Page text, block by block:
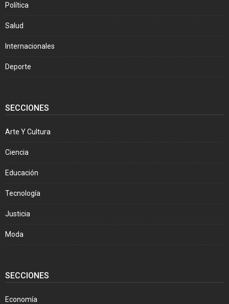
Política
Salud
Internacionales
Deporte
SECCIONES
Arte Y Cultura
Ciencia
Educación
Tecnología
Justicia
Moda
SECCIONES
Economía